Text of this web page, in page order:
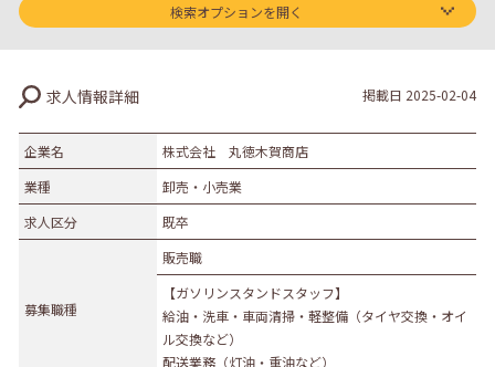
検索オプションを開く
業種
農林水産業
建設業
食品製造業
金属・機械製造業
その他の製造業
求人情報詳細 掲載日 2025-02-04
企業名
株式会社 丸徳木賀商店
業種
卸売・小売業
求人区分
既卒
募集職種
販売職
【ガソリンスタンドスタッフ】
給油・洗車・車両清掃・軽整備（タイヤ交換・オイ
ル交換など）
配送業務（灯油・重油など）